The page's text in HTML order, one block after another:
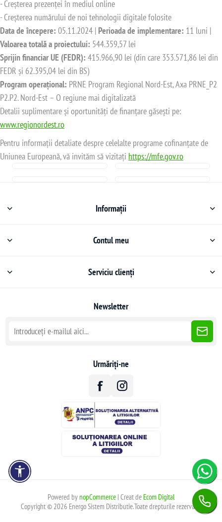
- Creșterea prezenței în mediul online
- Creșterea numărului de noi tehnologii digitale folosite
Data de începere: 05.11.2024 | Perioada de implementare: 11 luni |
Valoarea totală a proiectului: 544.359,57 lei
Sprijin financiar UE (FEDR): 415.966,90 lei (din care 353.571,86 lei din
FEDR și 62.395,04 lei din BS)
Program operațional: PRNE Program Regional Nord-Est, Axa PRNE_P2
P2.P2. Nord-Est – O regiune mai digitalizată
Detalii suplimentare și oportunități de finanțare găsești pe:
www.regionordest.ro
Pentru informații detaliate despre celelalte programe cofinanțate de
Uniunea Europeană, vă invităm să vizitați https://mfe.gov.ro
Informații
Contul meu
Serviciu clienți
Newsletter
Urmăriți-ne
Powered bynopCommerce| Creat de Ecom Digital
Copyright © 2026 Energo Sistem Distributie.Toate drepturile rezervate.